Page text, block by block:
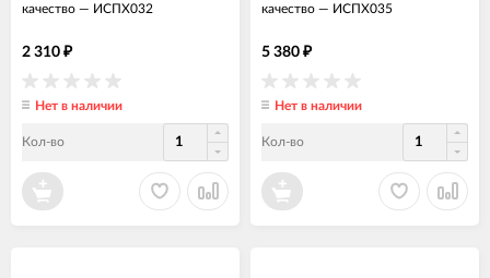
качество — ИСПХ032
2 310 ₽
Нет в наличии
Кол-во
качество — ИСПХ035
5 380 ₽
Нет в наличии
Кол-во